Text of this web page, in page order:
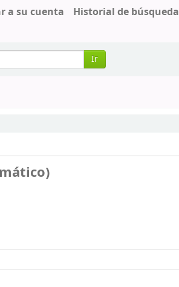
a su cuenta Historial de búsqueda
Ir